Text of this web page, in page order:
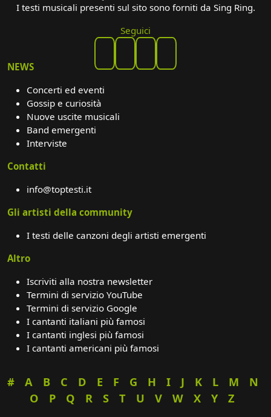
I testi musicali presenti sul sito sono forniti da Sing Ring.
Seguici
NEWS
Concerti ed eventi
Gossip e curiosità
Nuove uscite musicali
Band emergenti
Interviste
Contatti
info@toptesti.it
Gli artisti della community
I testi delle canzoni degli artisti emergenti
Altro
Iscriviti alla nostra newsletter
Termini di servizio YouTube
Termini di servizio Google
I cantanti italiani più famosi
I cantanti inglesi più famosi
I cantanti americani più famosi
# A B C D E F G H I J K L M
N
O
P Q R S T U V W X Y Z